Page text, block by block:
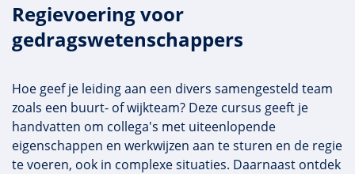
Regievoering voor
gedragswetenschappers
Hoe geef je leiding aan een divers samengesteld team
zoals een buurt- of wijkteam? Deze cursus geeft je
handvatten om collega's met uiteenlopende
eigenschappen en werkwijzen aan te sturen en de regie
te voeren, ook in complexe situaties. Daarnaast ontdek